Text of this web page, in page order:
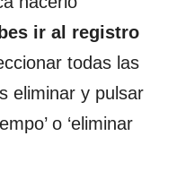
ir al registro
todas las
eliminar y pulsar
o ‘eliminar